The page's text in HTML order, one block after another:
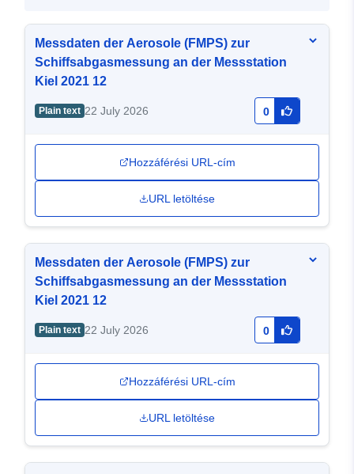
Messdaten der Aerosole (FMPS) zur
Schiffsabgasmessung an der Messstation
Kiel 2021 12
Plain text 22 July 2026 0
Hozzáférési URL-cím
URL letöltése
Messdaten der Aerosole (FMPS) zur
Schiffsabgasmessung an der Messstation
Kiel 2021 12
Plain text 22 July 2026 0
Hozzáférési URL-cím
URL letöltése